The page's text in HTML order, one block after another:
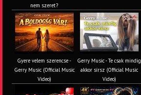
nem szeret?
Gyere velem szerencse -
Gerry Music (Official Music
Video)
Gerry Music - Te csak mindig
akkor sírsz (Official Music
Video)